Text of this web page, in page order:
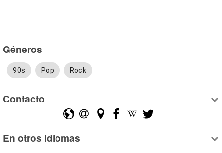
Géneros
90s Pop Rock
Contacto
En otros idiomas